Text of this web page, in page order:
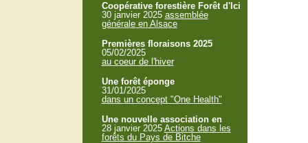
Coopérative forestière Forêt d'Ici
30 janvier 2025 assemblée
générale en Alsace
Premières floraisons 2025
05/02/2025
au coeur de l'hiver
Une forêt éponge
31/01/2025
dans un concept "One Health"
Une nouvelle association en
28 janvier 2025 Actions dans les
forêts du Pays de Bitche